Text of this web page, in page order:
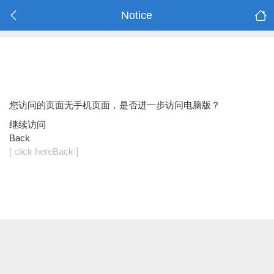
Notice
您访问的页面无手机页面，是否进一步访问电脑版？
继续访问
Back
[ click hereBack ]